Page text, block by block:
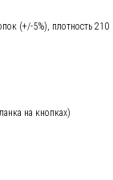
(+/-5%), плотность 210
на кнопках)